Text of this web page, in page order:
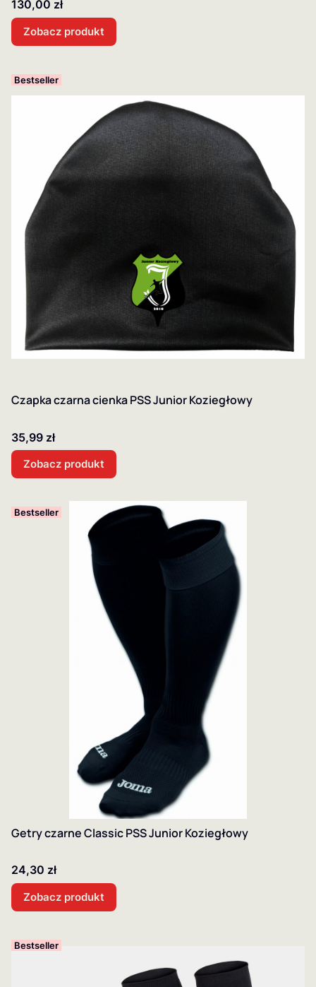
Cena
130,00 zł
Zobacz produkt
Bestseller
Czapka czarna cienka PSS Junior Koziegłowy
Cena
35,99 zł
Zobacz produkt
Bestseller
Getry czarne Classic PSS Junior Koziegłowy
Cena
24,30 zł
Zobacz produkt
Bestseller